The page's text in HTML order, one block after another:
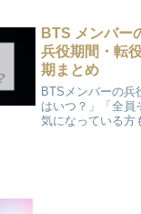
がとう♪ARMYの
BTS メンバー
兵役期間・転
期まとめ
BTSメンバーの兵
はいつ？」「全員
気になっている方